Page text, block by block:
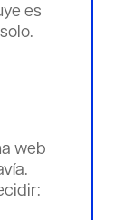
es
web